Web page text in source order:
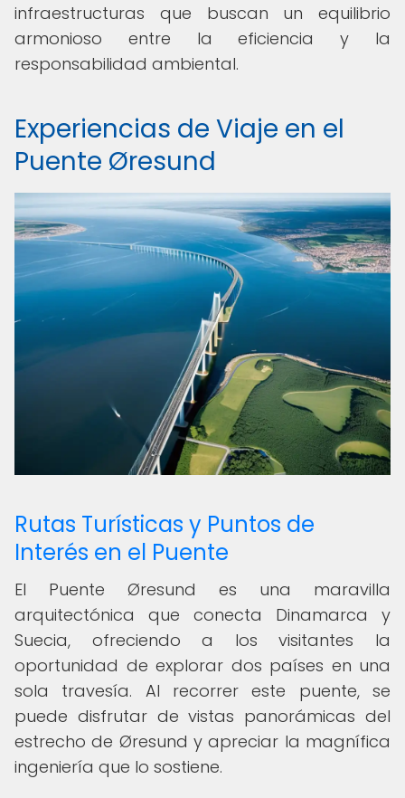
infraestructuras que buscan un equilibrio
armonioso entre la eficiencia y la
responsabilidad ambiental.
Experiencias de Viaje en el
Puente Øresund
Rutas Turísticas y Puntos de
Interés en el Puente
El Puente Øresund es una maravilla
arquitectónica que conecta Dinamarca y
Suecia, ofreciendo a los visitantes la
oportunidad de explorar dos países en una
sola travesía. Al recorrer este puente, se
puede disfrutar de vistas panorámicas del
estrecho de Øresund y apreciar la magnífica
ingeniería que lo sostiene.